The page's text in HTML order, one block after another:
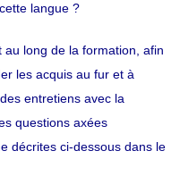
langue ?
long de la formation, afin
les acquis au fur et à
entretiens avec la
questions axées
décrites ci-dessous dans le